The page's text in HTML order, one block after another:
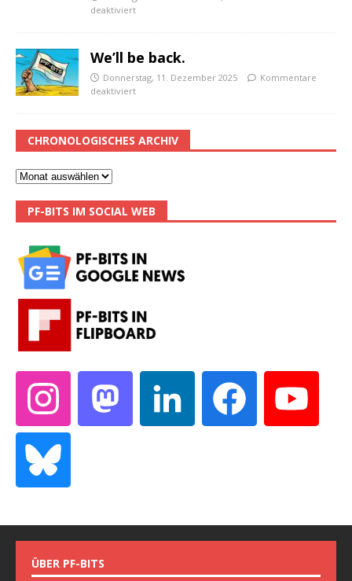
deaktiviert
We’ll be back.
Donnerstag, 11. Dezember 2025
Kommentare
deaktiviert
CHRONOLOGISCHES ARCHIV
PF-BITS IM SOCIAL WEB
ÜBER PF-BITS